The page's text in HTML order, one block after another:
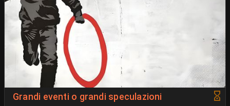
Grandi eventi o grandi speculazioni